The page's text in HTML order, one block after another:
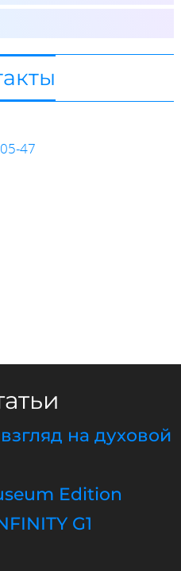
47
на духовой
Edition
G1